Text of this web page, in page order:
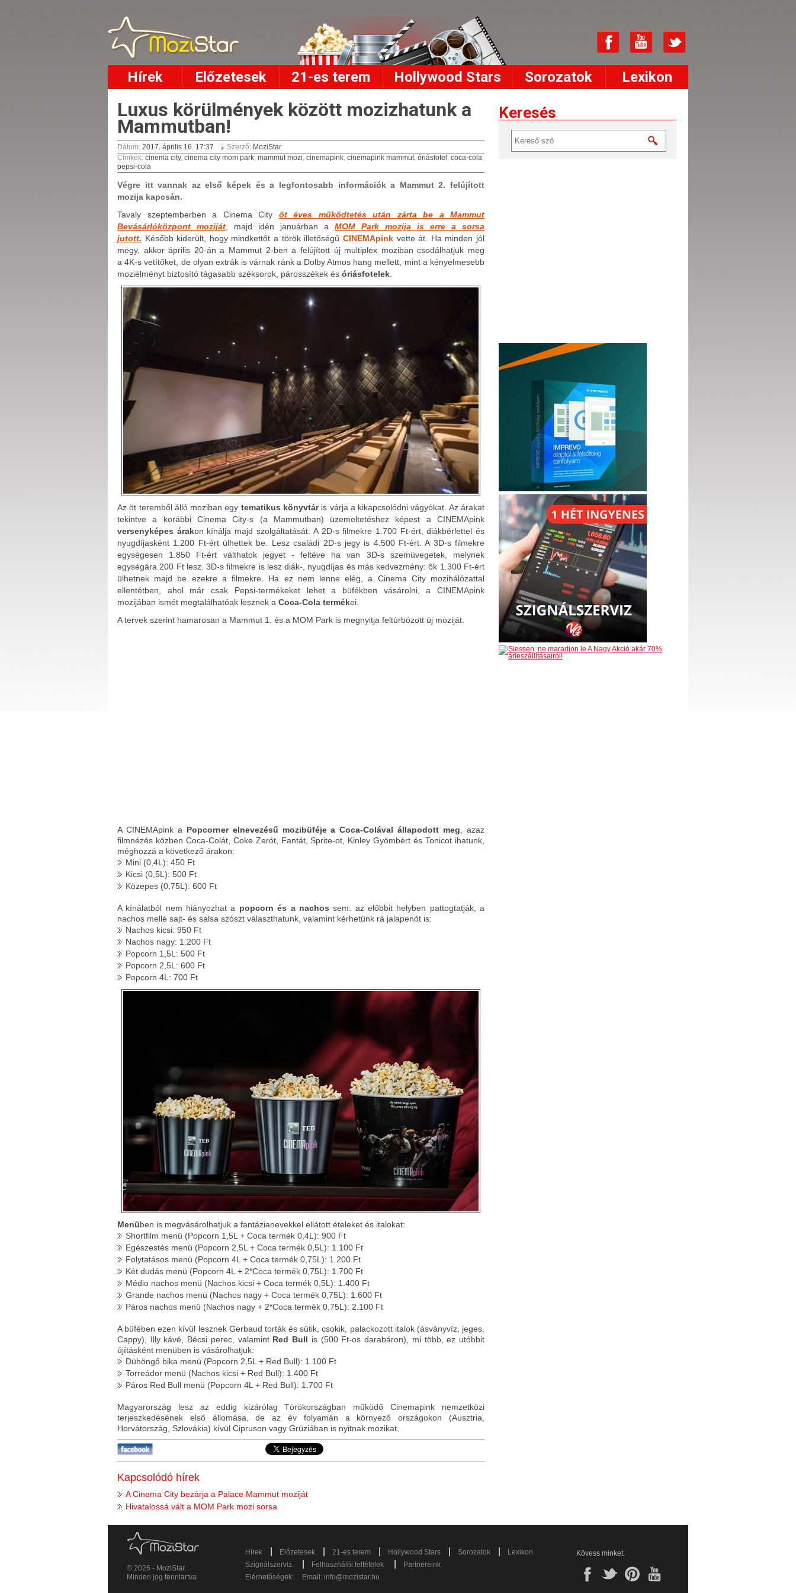
Hírek Előzetesek 21-es terem Hollywood Stars Sorozatok Lexikon
Luxus körülmények között mozizhatunk a
Mammutban!
Dátum: 2017. április 16. 17:37 Szerző: MoziStar
Címkék: cinema city, cinema city mom park, mammut mozi, cinemapink, cinemapink mammut, óriásfotel , coca-cola,
pepsi-cola
Végre itt vannak az első képek és a legfontosabb információk a Mammut 2. felújított
mozija kapcsán.
Tavaly szeptemberben a Cinema City öt éves működtetés után zárta be a Mammut
Bevásárlóközpont moziját , majd idén januárban a MOM Park mozija is erre a sorsa
jutott. Később kiderült, hogy mindkettőt a török illetőségű CINEMApinkvette át. Ha minden jól
megy, akkor április 20-án a Mammut 2-ben a felújított új multiplex moziban csodálhatjuk meg
a4K-s vetítőket, de olyan extrák is várnak ránk a Dolby Atmos hang mellett , mint a kényelmesebb
moziélményt biztosító tágasabb széksorok, párosszékek és óriásfotelek
Az öt teremből álló moziban egy tematikus könyvtáris várja a kikapcsolódni vágyókat. Az árakat
tekintve a korábbi Cinema City-s (a Mammutban) üzemeltetéshez képest a CINEMApink
versenyképes árakon kínálja majd szolgáltatását:A 2D-s filmekre 1.700 Ft-ért, diákbérlettel és
nyugdíjasként 1.200 Ft-ért ülhettek be. Lesz családi 2D-s jegy is 4.500 Ft-ért. A 3D-s filmekre
egységesen 1.850 Ft-ért válthatok jegyet - feltéve ha van 3D-s szemüvegetek, melynek
egységára 200 Ft lesz. 3D-s filmekre is lesz diák-, nyugdíjas és más kedvezmény: ők 1.300 Ft-ért
ülhetnek majd be ezekre a filmekre. Ha ez nem lenne elég, a Cinema City mozihálózattal
ellentétben, ahol már csak Pepsi-termékeket lehet a büfékben vásárolni, a CINEMApink
mozijában ismét megtalálhatóak lesznek a Coca-Cola termékei.
A tervek szerint hamarosan a Mammut 1. és a MOM Park is megnyitja feltúrbózott új moziját.
A CINEMApink a Popcorner elnevezésű mozibüféjea Coca-Colával állapodott meg , azaz
filmnézés közben Coca-Colát, Coke Zerót, Fantát, Sprite-ot, Kinley Gyömbért és Tonicot ihatunk,
méghozzá a következő árakon:
Mini (0,4L): 450 Ft
Kicsi (0,5L): 500 Ft
Közepes (0,75L): 600 Ft
A kínálatból nem hiányozhat a popcorn és a nachos sem: az előbbit helyben pattogtatják, a
nachos mellé sajt- és salsa szószt választhatunk, valamint kérhetünk rá jalapenót is:
Nachos kicsi: 950 Ft
Nachos nagy: 1.200 Ft
Popcorn 1,5L: 500 Ft
Popcorn 2,5L: 600 Ft
Popcorn 4L: 700 Ft
Menüben is megvásárolhatjuk a fantázianevekkel ellátott ételeket és italokat:
Shortfilm menü (Popcorn 1,5L + Coca termék 0,4L): 900 Ft
Egészestés menü (Popcorn 2,5L + Coca termék 0,5L): 1.100 Ft
Folytatásos menü (Popcorn 4L + Coca termék 0,75L): 1.200 Ft
Két dudás menü (Popcorn 4L + 2*Coca termék 0,75L): 1.700 Ft
Médio nachos menü (Nachos kicsi + Coca termék 0,5L): 1.400 Ft
Grande nachos menü (Nachos nagy + Coca termék 0,75L): 1.600 Ft
Páros nachos menü (Nachos nagy + 2*Coca termék 0,75L): 2.100 Ft
A büfében ezen kívül lesznek Gerbaud torták és sütik, csokik, palackozott italok (ásványvíz, jeges,
Cappy), Illy kávé, Bécsi perec, valamint Red Bull is (500 Ft-os darabáron), mi több, ez utóbbit
újításként menüben is vásárolhatjuk:
Dühöngő bika menü (Popcorn 2,5L + Red Bull): 1.100 Ft
Torreádor menü (Nachos kicsi + Red Bull): 1.400 Ft
Páros Red Bull menü (Popcorn 4L + Red Bull): 1.700 Ft
Magyarország lesz az eddig kizárólag Törökországban működő Cinemapink nemzetközi
terjeszkedésének első állomása, de az év folyamán a környező országokon (Ausztria,
Horvátország, Szlovákia) kívül Cipruson vagy Grúziában is nyitnak mozikat.
Kapcsolódó hírek
A Cinema City bezárja a Palace Mammut moziját
Hivatalossá vált a MOM Park mozi sorsa
Keresés
© 2026 - MoziStar.
Minden jog fenntartva
Hírek Előzetesek 21-es terem Hollywood Stars Sorozatok
Lexikon
Szignálszerviz
Felhasználói feltételek
Partnereink
Elérhetőségek:
Email: info@mozistar.hu
Kövess minket: